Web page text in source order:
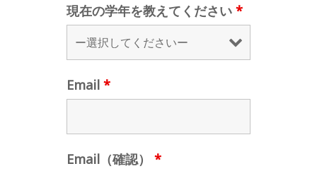
現在の学年を教えてください *
Email *
Email（確認） *